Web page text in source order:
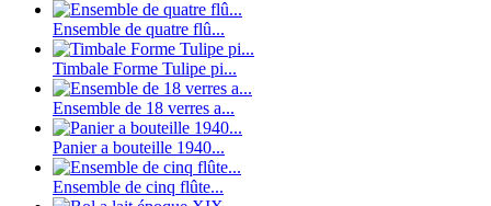
Ensemble de quatre flû...
Timbale Forme Tulipe pi...
Ensemble de 18 verres a...
Panier a bouteille 1940...
Ensemble de cinq flûte...